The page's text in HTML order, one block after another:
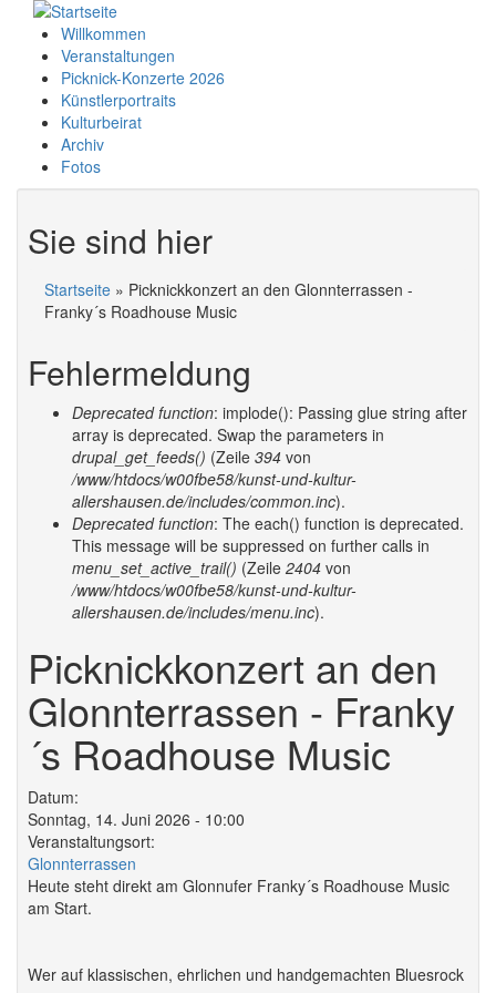
Willkommen
Veranstaltungen
Picknick-Konzerte 2026
Künstlerportraits
Kulturbeirat
Archiv
Fotos
Sie sind hier
Startseite » Picknickkonzert an den Glonnterrassen -
Franky´s Roadhouse Music
Fehlermeldung
Deprecated function: implode(): Passing glue string after
array is deprecated. Swap the parameters in
drupal_get_feeds() (Zeile 394 von
/www/htdocs/w00fbe58/kunst-und-kultur-
allershausen.de/includes/common.inc).
Deprecated function: The each() function is deprecated.
This message will be suppressed on further calls in
menu_set_active_trail() (Zeile 2404 von
/www/htdocs/w00fbe58/kunst-und-kultur-
allershausen.de/includes/menu.inc).
Picknickkonzert an den
Glonnterrassen - Franky
´s Roadhouse Music
Datum:
Sonntag, 14. Juni 2026 - 10:00
Veranstaltungsort:
Glonnterrassen
Heute steht direkt am Glonnufer Franky´s Roadhouse Music
am Start.
Wer auf klassischen, ehrlichen und handgemachten Bluesrock